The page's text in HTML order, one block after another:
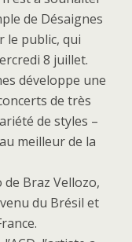
de Désaignes
le public, qui
8 juillet.
développe une
de très
de styles –
meilleur de la
de Braz Vellozo,
du Brésil et